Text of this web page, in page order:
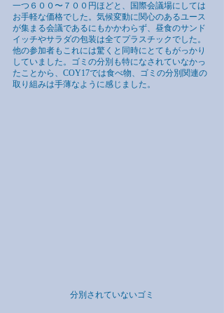
一つ６００〜７００円ほどと、国際会議場にしては
お手軽な価格でした。気候変動に関心のあるユース
が集まる会議であるにもかかわらず、昼食のサンド
イッチやサラダの包装は全てプラスチックでした。
他の参加者もこれには驚くと同時にとてもがっかり
していました。ゴミの分別も特になされていなかっ
たことから、COY17では食べ物、ゴミの分別関連の
取り組みは手薄なように感じました。
分別されていないゴミ